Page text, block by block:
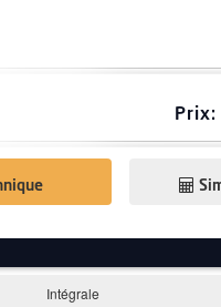
Prix:
Intégrale